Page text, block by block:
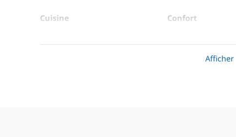
Cuisine
Confort
Dessalinisateur
Afficher